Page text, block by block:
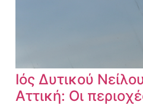
Ιός Δυτικού
Αττική: Οι